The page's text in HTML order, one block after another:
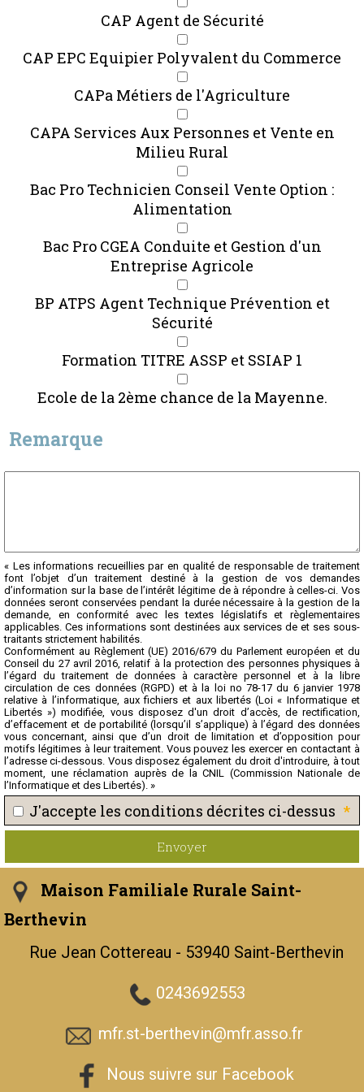
CAP Agent de Sécurité
CAP EPC Equipier Polyvalent du Commerce
CAPa Métiers de l'Agriculture
CAPA Services Aux Personnes et Vente en
Milieu Rural
Bac Pro Technicien Conseil Vente Option :
Alimentation
Bac Pro CGEA Conduite et Gestion d'un
Entreprise Agricole
BP ATPS Agent Technique Prévention et
Sécurité
Formation TITRE ASSP et SSIAP 1
Ecole de la 2ème chance de la Mayenne.
Remarque
« Les informations recueillies par en qualité de responsable de traitement
font l’objet d’un traitement destiné à la gestion de vos demandes
d’information sur la base de l’intérêt légitime de à répondre à celles-ci. Vos
données seront conservées pendant la durée nécessaire à la gestion de la
demande, en conformité avec les textes législatifs et règlementaires
applicables. Ces informations sont destinées aux services de et ses sous-
traitants strictement habilités.
Conformément au Règlement (UE) 2016/679 du Parlement européen et du
Conseil du 27 avril 2016, relatif à la protection des personnes physiques à
l’égard du traitement de données à caractère personnel et à la libre
circulation de ces données (RGPD) et à la loi no 78-17 du 6 janvier 1978
relative à l’informatique, aux fichiers et aux libertés (Loi « Informatique et
Libertés ») modifiée, vous disposez d'un droit d’accès, de rectification,
d’effacement et de portabilité (lorsqu’il s’applique) à l’égard des données
vous concernant, ainsi que d’un droit de limitation et d’opposition pour
motifs légitimes à leur traitement. Vous pouvez les exercer en contactant à
l’adresse ci-dessous. Vous disposez également du droit d'introduire, à tout
moment, une réclamation auprès de la CNIL (Commission Nationale de
l’Informatique et des Libertés). »
J'accepte les conditions décrites ci-dessus *
Envoyer
Maison Familiale Rurale Saint-
Berthevin
Rue Jean Cottereau - 53940 Saint-Berthevin
0243692553
mfr.st-berthevin@mfr.asso.fr
Nous suivre sur Facebook